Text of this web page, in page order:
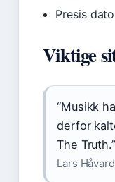
Presis
Viktige
“Musikk
derfor
The Truth.”
Lars